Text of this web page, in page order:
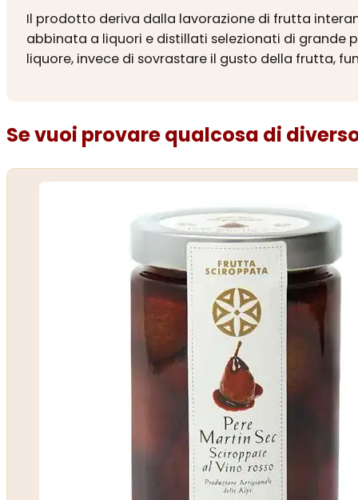
Il prodotto deriva dalla lavorazione di frutta
abbinata a liquori e distillati selezionati di grande
liquore, invece di sovrastare il gusto della frutta,
Se vuoi provare qualcosa di